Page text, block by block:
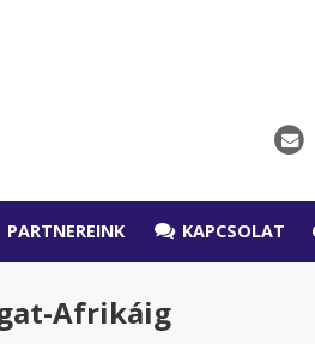
PARTNEREINK KAPCSOLAT
Afrikáig